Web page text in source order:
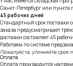
Санкт-Петербург или пункта
45 рабочих дней
Стандартный срок поставки
заказа предусматривает
доставки составляет 45
Работаем по системе
Пожалуйста, уточняйте срок
Оплата
Оплата производится